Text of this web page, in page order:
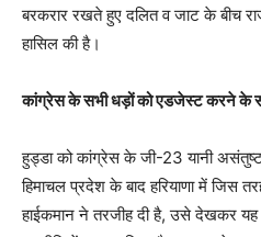
बरकरार रखते हुए दलित व जाट के बीच
हासिल की है।
कांग्रेस के सभी धड़ों को एडजेस्ट करने के
हुड्डा को कांग्रेस के जी-23 यानी असंतुष्ट
हिमाचल प्रदेश के बाद हरियाणा में जिस
हाईकमान ने तरजीह दी है, उसे देखकर यह